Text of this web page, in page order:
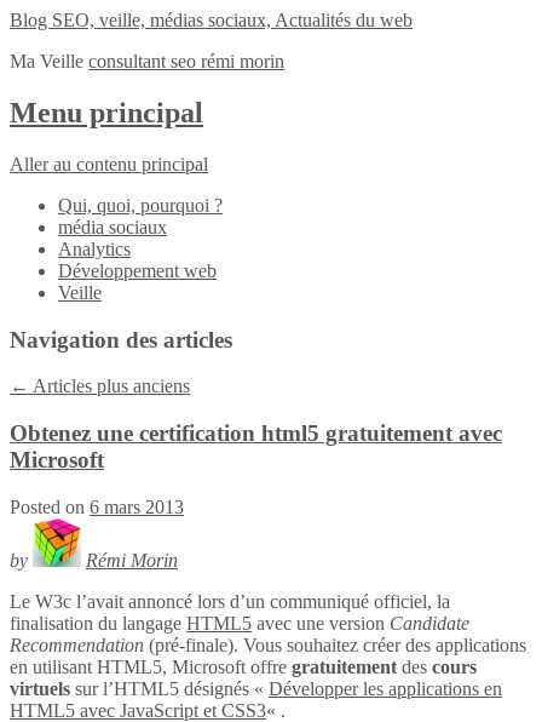
Blog SEO, veille, médias sociaux, Actualités du web
Ma Veille consultant seo rémi morin
Menu principal
Aller au contenu principal
Qui, quoi, pourquoi ?
média sociaux
Analytics
Développement web
Veille
Navigation des articles
← Articles plus anciens
Obtenez une certification html5 gratuitement avec
Microsoft
Posted on 6 mars 2013
by
Rémi Morin
Le W3c l’avait annoncé lors d’un communiqué officiel, la
finalisation du langage HTML5 avec une version Candidate
Recommendation (pré-finale). Vous souhaitez créer des applications
en utilisant HTML5, Microsoft offre gratuitement des cours
virtuels sur l’HTML5 désignés « Développer les applications en
HTML5 avec JavaScript et CSS3« .